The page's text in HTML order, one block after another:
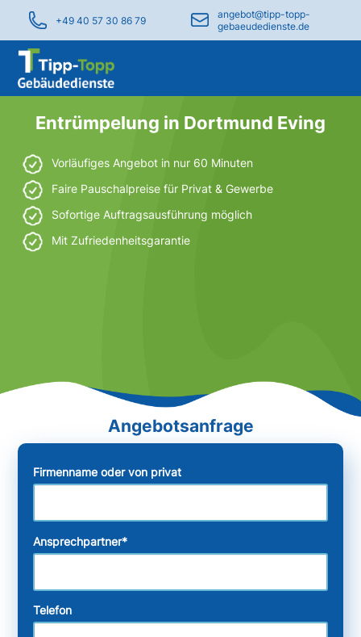
+49 40 57 30 86 79
angebot@tipp-topp-
gebaeudedienste.de
Entrümpelung in Dortmund Eving
Vorläufiges Angebot in nur 60 Minuten
Faire Pauschalpreise für Privat & Gewerbe
Sofortige Auftragsausführung möglich
Mit Zufriedenheitsgarantie
Firmenname oder von privat
Ansprechpartner*
Telefon